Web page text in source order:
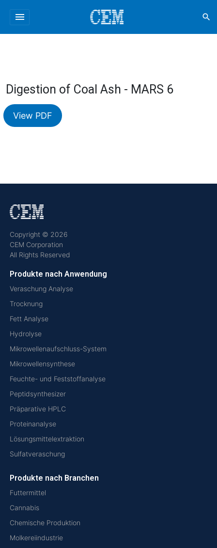
menu search
Digestion of Coal Ash - MARS 6
View PDF
Copyright © 2026
CEM Corporation
All Rights Reserved
Produkte nach Anwendung
Veraschung Analyse
Trocknung
Fett Analyse
Hydrolyse
Mikrowellenaufschluss-System
Mikrowellensynthese
Feuchte- und Feststoffanalyse
Peptidsynthesizer
Präparative HPLC
Proteinanalyse
Lösungsmittelextraktion
Sulfatveraschung
Produkte nach Branchen
Futtermittel
Cannabis
Chemische Produktion
Molkereiindustrie